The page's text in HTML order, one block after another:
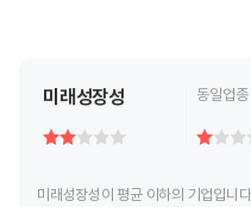
미래성장성 동일업
미래성장성이 평균 이하의 기업입니